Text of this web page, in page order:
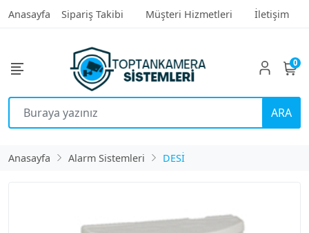
Anasayfa Sipariş Takibi Müşteri Hizmetleri İletişim
ARA
0
Anasayfa Alarm Sistemleri DESİ